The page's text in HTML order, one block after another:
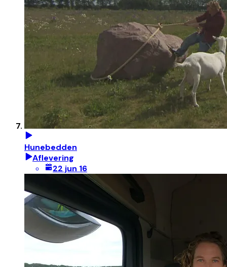
Hunebedden
Aflevering
22 jun 16